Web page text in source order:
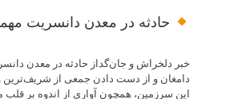
حادثه در معدن دانسریت
خبر دلخراش و جان‌گداز حادثه در معدن
دامغان و از دست دادن جمعی از شریف‌ترین
این سرزمین، همچون آواری از اندوه بر قلب